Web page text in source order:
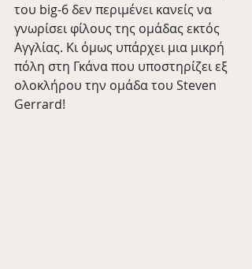
του big-6 δεν περιμένει κανείς να
γνωρίσει φίλους της ομάδας εκτός
Αγγλίας. Κι όμως υπάρχει μια μικρή
πόλη στη Γκάνα που υποστηρίζει εξ
ολοκλήρου την ομάδα του Steven
Gerrard!